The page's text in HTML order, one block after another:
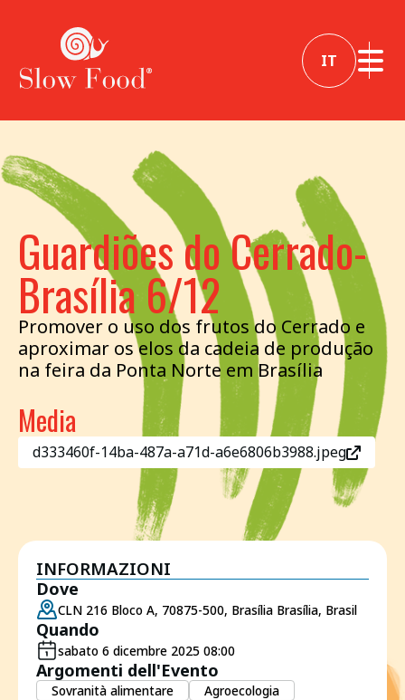
IT
Guardiões do Cerrado-
Brasília 6/12
Promover o uso dos frutos do Cerrado e
aproximar os elos da cadeia de produção
na feira da Ponta Norte em Brasília
Media
d333460f-14ba-487a-a71d-a6e6806b3988.jpeg
INFORMAZIONI
Dove
CLN 216 Bloco A, 70875-500, Brasília Brasília, Brasil
Quando
sabato 6 dicembre 2025 08:00
Argomenti dell'Evento
Sovranità alimentare
Agroecologia